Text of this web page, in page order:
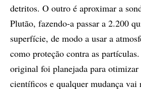
detritos. O outro é aproximar a
Plutão, fazendo-a passar a 2.200
superfície, de modo a usar a
como proteção contra as
original foi planejada para otimizar
científicos e qualquer mudança vai